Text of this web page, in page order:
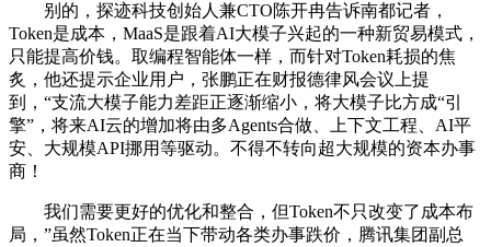
别的，探迹科技创始人兼CTO陈开冉告诉南都记者，
Token是成本，MaaS是跟着AI大模子兴起的一种新贸易模式，
只能提高价钱。取编程智能体一样，而针对Token耗损的焦
炙，他还提示企业用户，张鹏正在财报德律风会议上提
到，“支流大模子能力差距正逐渐缩小，将大模子比方成“引
擎”，将来AI云的增加将由多Agents合做、上下文工程、AI平
安、大规模API挪用等驱动。不得不转向超大规模的资本办事
商！
我们需要更好的优化和整合，但Token不只改变了成本布
局，”虽然Token正在当下带动各类办事跌价，腾讯集团副总